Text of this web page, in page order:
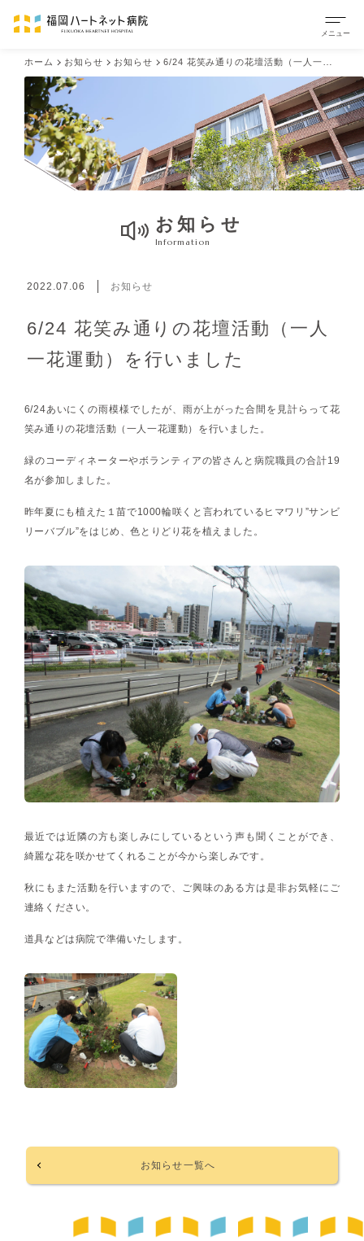
ホーム お知らせ お知らせ 6/24 花笑み通りの花壇活動（一人一花運動）を行いました
お知らせ
Information
2022.07.06 お知らせ
6/24 花笑み通りの花壇活動（一人
一花運動）を行いました
6/24あいにくの雨模様でしたが、雨が上がった合間を見計らって花
笑み通りの花壇活動（一人一花運動）を行いました。
緑のコーディネーターやボランティアの皆さんと病院職員の合計19
名が参加しました。
昨年夏にも植えた１苗で1000輪咲くと言われているヒマワリ”サンビ
リーバブル”をはじめ、色とりどり花を植えました。
最近では近隣の方も楽しみにしているという声も聞くことができ、
綺麗な花を咲かせてくれることが今から楽しみです。
秋にもまた活動を行いますので、ご興味のある方は是非お気軽にご
連絡ください。
道具などは病院で準備いたします。
お知らせ一覧へ